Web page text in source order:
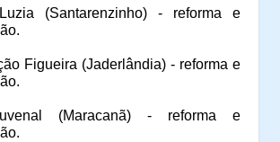
(Santarenzinho) - reforma e
Figueira (Jaderlândia) - reforma e
(Maracanã) - reforma e